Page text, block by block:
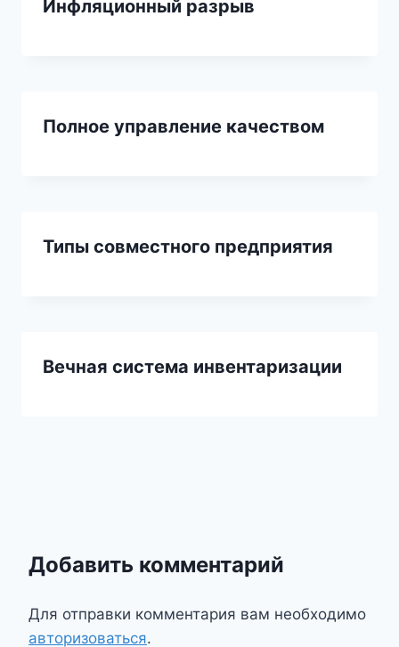
Инфляционный разрыв
Полное управление качеством
Типы совместного предприятия
Вечная система инвентаризации
Добавить комментарий
Для отправки комментария вам необходимо
авторизоваться.